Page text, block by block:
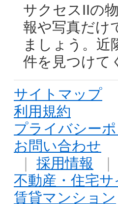
サクセスIIの
報や写真だけ
ましょう。近
件を見つけて
サイトマップ
利用規約
プライバシー
お問い合わせ
｜ 採用情報 ｜
不動産・住宅
賃貸マンション